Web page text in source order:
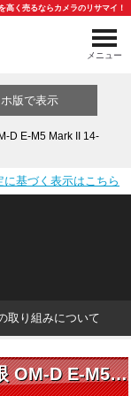
高く売るならカメラのリサマイ！
メニュー
版で表示
D E-M5 Mark II 14-
基づく表示はこちら
取り組みについて
OLYMPUS ミラーレス一眼 OM-D E-M5 Mark II 14-150mm II レンズキット 元箱付き オリンパス